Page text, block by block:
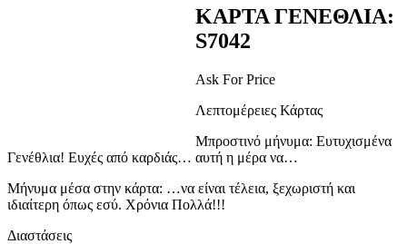
ΚΑΡΤΑ ΓΕΝΕΘΛΙΑ:
S7042
Ask For Price
Λεπτομέρειες Κάρτας
Μπροστινό μήνυμα: Eυτυχισμένα
Γενέθλια! Ευχές από καρδιάς… αυτή η μέρα να…
Μήνυμα μέσα στην κάρτα: …να είναι τέλεια, ξεχωριστή και
ιδιαίτερη όπως εσύ. Χρόνια Πολλά!!!
Διαστάσεις